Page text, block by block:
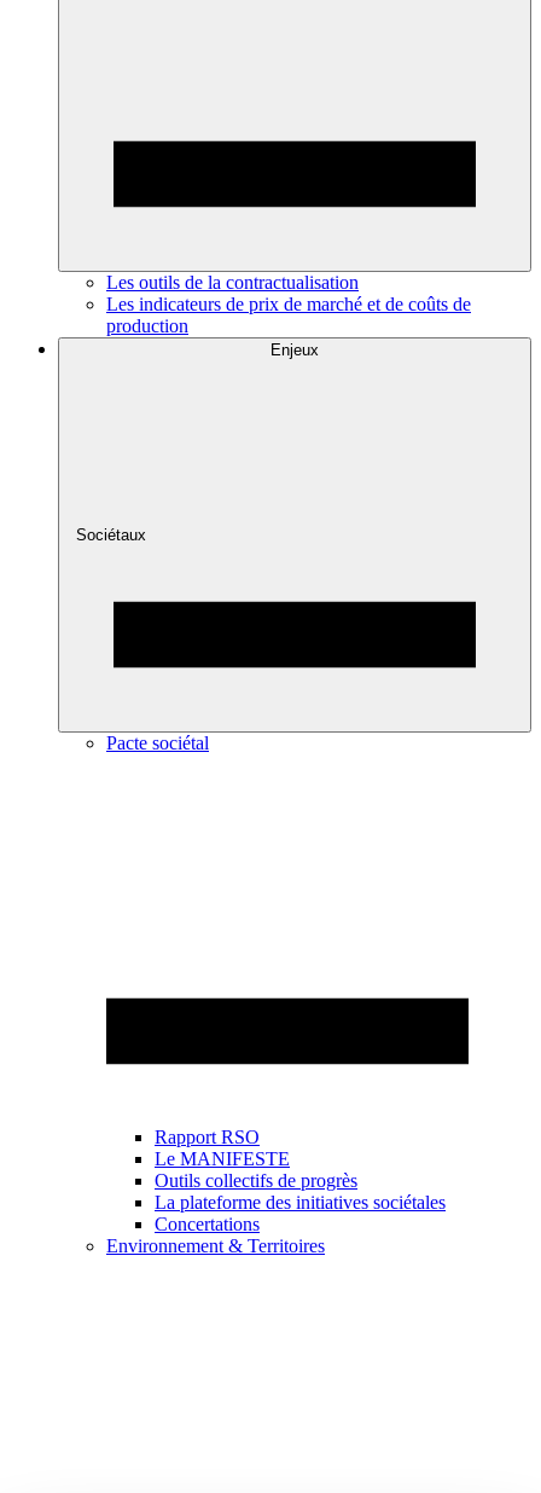
Les outils de la contractualisation
Les indicateurs de prix de marché et de coûts de
production
Enjeux
Sociétaux
Pacte sociétal
Rapport RSO
Le MANIFESTE
Outils collectifs de progrès
La plateforme des initiatives sociétales
Concertations
Environnement & Territoires